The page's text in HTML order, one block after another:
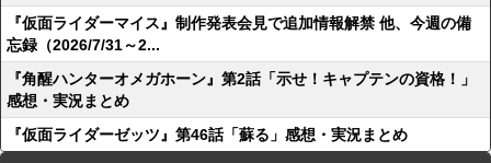
『仮面ライダーマイス』制作発表会見で追加情報解禁 他、今週の備
忘録（2026/7/31～2...
『角醒ハンターオメガホーン』第2話「示せ！キャプテンの資格！」
感想・実況まとめ
『仮面ライダーゼッツ』第46話「蘇る」感想・実況まとめ